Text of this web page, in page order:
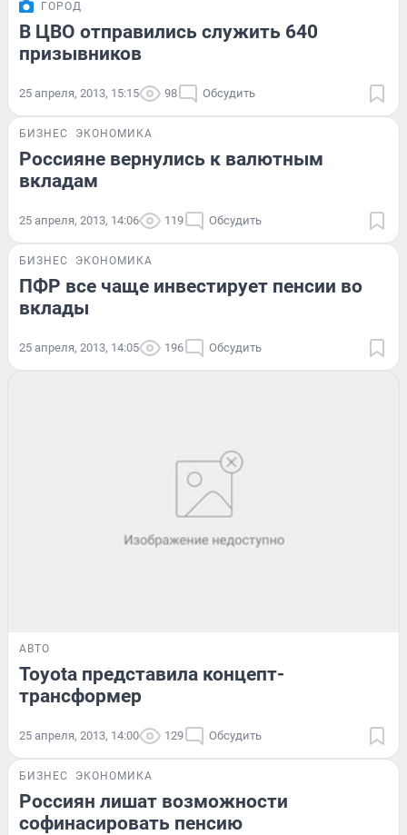
ГОРОД
В ЦВО отправились служить 640
призывников
25 апреля, 2013, 15:15 98 Обсудить
БИЗНЕС ЭКОНОМИКА
Россияне вернулись к валютным
вкладам
25 апреля, 2013, 14:06 119 Обсудить
БИЗНЕС ЭКОНОМИКА
ПФР все чаще инвестирует пенсии во
вклады
25 апреля, 2013, 14:05 196 Обсудить
АВТО
Toyota представила концепт-
трансформер
25 апреля, 2013, 14:00 129 Обсудить
БИЗНЕС ЭКОНОМИКА
Россиян лишат возможности
софинасировать пенсию